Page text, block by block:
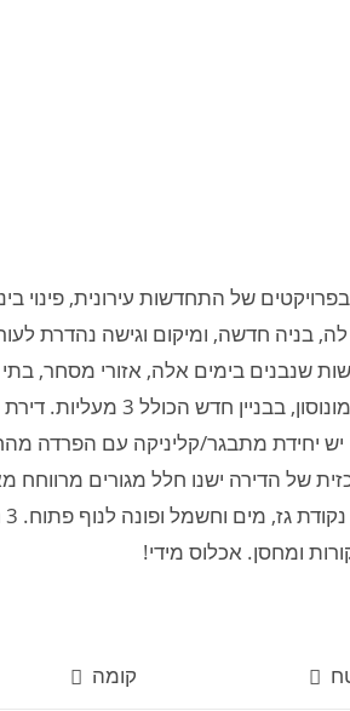
של התחדשות עירונית, פינוי
בניה חדשה, ומיקום וגישה נהדרת
שנבנים בימים אלה, אזורי מסחר, בתי
לדירה יש יחידת מתבגר/קליניקה עם הפרדה
של הדירה ישנו חלל מגורים מרווחח
קומה